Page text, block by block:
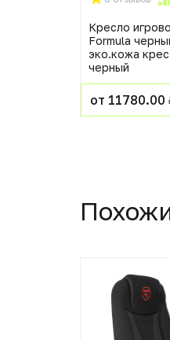
Кресло
Formula
эко.кожа
черный
от 11780.00